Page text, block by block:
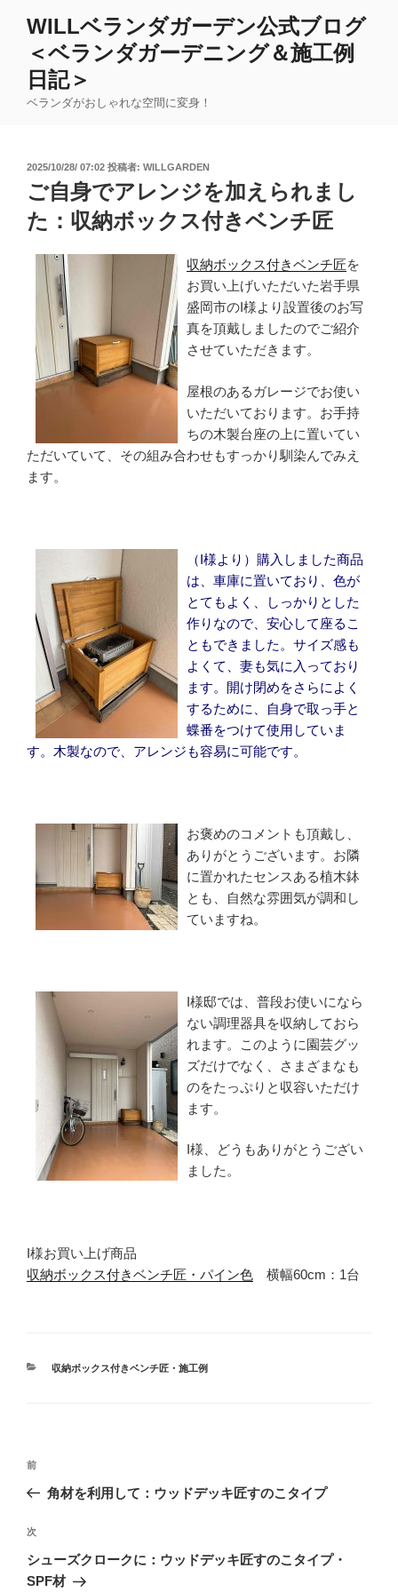
WILLベランダガーデン公式ブログ
＜ベランダガーデニング＆施工例
日記＞
ベランダがおしゃれな空間に変身！
投
稿
日:
2025/10/28/ 07:02 投稿者: WILLGARDEN
ご自身でアレンジを加えられまし
た：収納ボックス付きベンチ匠
収納ボックス付きベンチ匠を
お買い上げいただいた岩手県
盛岡市のI様より設置後のお写
真を頂戴しましたのでご紹介
させていただきます。
屋根のあるガレージでお使い
いただいております。お手持
ちの木製台座の上に置いてい
ただいていて、その組み合わせもすっかり馴染んでみえ
ます。
（I様より）購入しました商品
は、車庫に置いており、色が
とてもよく、しっかりとした
作りなので、安心して座るこ
ともできました。サイズ感も
よくて、妻も気に入っており
ます。開け閉めをさらによく
するために、自身で取っ手と
蝶番をつけて使用していま
す。木製なので、アレンジも容易に可能です。
お褒めのコメントも頂戴し、
ありがとうございます。お隣
に置かれたセンスある植木鉢
とも、自然な雰囲気が調和し
ていますね。
I様邸では、普段お使いになら
ない調理器具を収納しておら
れます。このように園芸グッ
ズだけでなく、さまざまなも
のをたっぷりと収容いただけ
ます。
I様、どうもありがとうござい
ました。
I様お買い上げ商品
収納ボックス付きベンチ匠・パイン色 横幅60cm：1台
カ
収納ボックス付きベンチ匠・施工例
投
ビ
ゲ
ー
前
の
稿
前
角材を利用して：ウッドデッキ匠すのこタイプ
次
の
投
次
シューズクロークに：ウッドデッキ匠すのこタイプ・
SPF材